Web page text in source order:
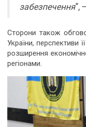
забезпечення“,
Сторони також
України, перспективи
розширення
регіонами.